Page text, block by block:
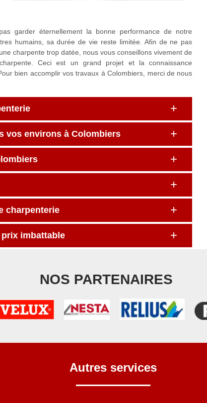
garder éternellement la bonne performance de notre
humains, sa durée de vie reste limitée. Afin de ne pas
charpente trop datée, nous vous conseillons vivement de
Ceci est un grand projet et la connaissance
bien accomplir vos travaux à Colombiers, merci de nous
vos environs à Colombiers
charpenterie
imbattable
NOS PARTENAIRES
Autres services